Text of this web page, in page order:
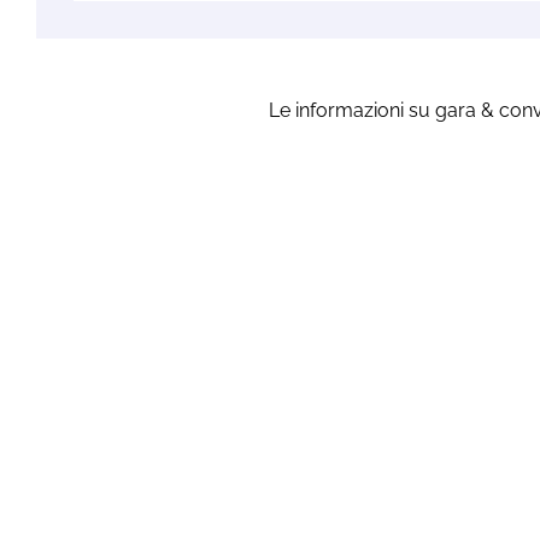
Le informazioni su gara &